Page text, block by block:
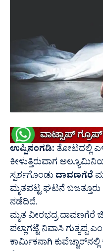
ಉಪ್ಪಿನಂಗಡಿ: ತೋಟದಲ್ಲಿ
ಕೀಳುತ್ತಿರುವಾಗ
ಸ್ಪರ್ಶಗೊಂಡು ದಾವಣಗೆರೆ
ಮೃತಪಟ್ಟ ಘಟನೆ ಬಜತ್ತೂರು
ನಡೆದಿದೆ.
ಮೃತ ವೀರಭದ್ರ ದಾವಣಗೆರೆ
ಪಲ್ಲಾಗಟ್ಟೆ ನಿವಾಸಿ
ಕಾರ್ಮಿಕನಾಗಿ ಕುವೆಚ್ಚಾರ್‌ನಲ್ಲಿ